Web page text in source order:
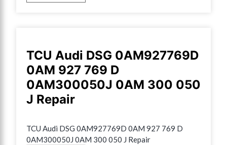
TCU Audi DSG 0AM927769D
0AM 927 769 D
0AM300050J 0AM 300 050
J Repair
TCU Audi DSG 0AM927769D 0AM 927 769 D
0AM300050J 0AM 300 050 J Repair